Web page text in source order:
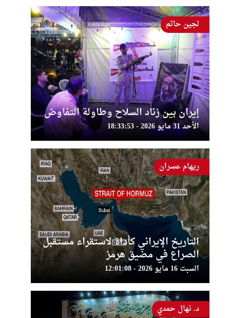
إيران بين زناد السلاح وطاولة التفاوض
الأحد 31 مايو 2026 - 18:33:53
لجين حاتم
التاريخ الإيراني كأداة لاستقراء مستقبل
الصراع في مضيق هرمز
السبت 16 مايو 2026 - 12:01:08
ريهام عسران
د. نهال حمدي